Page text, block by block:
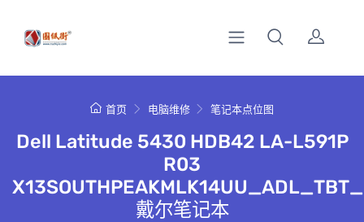
首页 电脑维修 笔记本点位图
Dell Latitude 5430 HDB42 LA-L591P
R03
戴尔笔记本